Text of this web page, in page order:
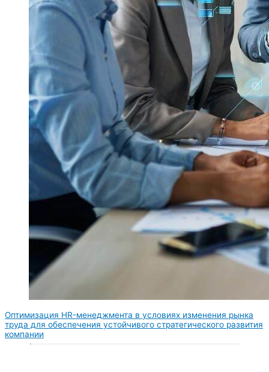
Оптимизация HR-менеджмента в условиях изменения рынка
труда для обеспечения устойчивого стратегического развития
компании